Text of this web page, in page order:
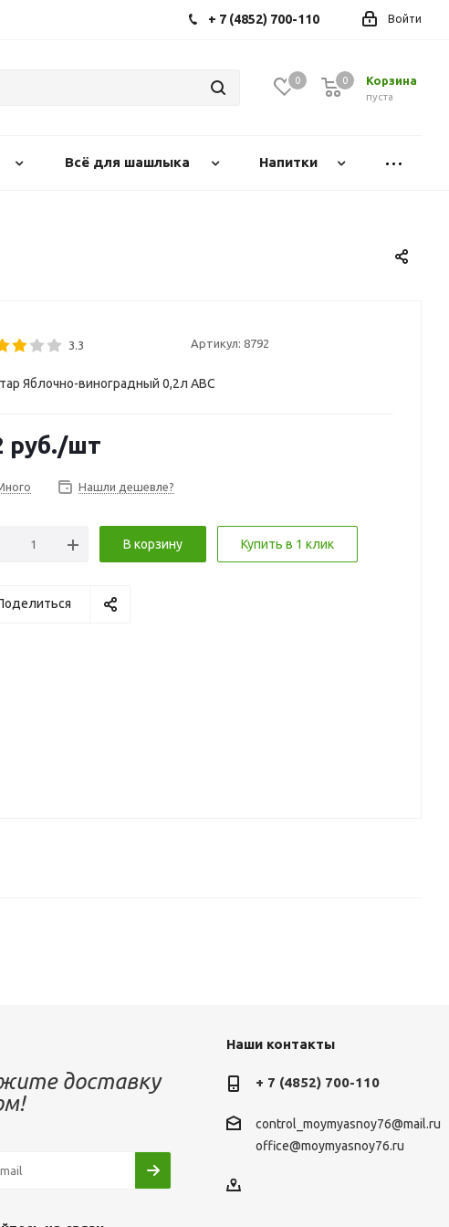
Войти
+ 7 (4852) 700-110
0 Корзина
0
пуста
0
Всё для шашлыка Напитки
3.3 Артикул: 8792
Яблочно-виноградный 0,2л АВС
руб./шт
Нашли дешевле?
В корзину Купить в 1 клик
доставку
Наши контакты
+ 7 (4852) 700-110
control_moymyasnoy76@mail.ru
office@moymyasnoy76.ru